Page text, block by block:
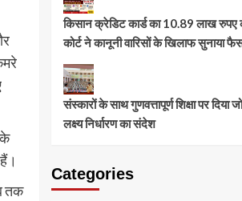
के
तक
किसान क्रेडिट कार्ड का 10.89 लाख रुपए
कोर्ट ने कानूनी वारिसों के खिलाफ सुनाया
संस्कारों के साथ गुणवत्तापूर्ण शिक्षा पर दिया
लक्ष्य निर्धारण का संदेश
Categories